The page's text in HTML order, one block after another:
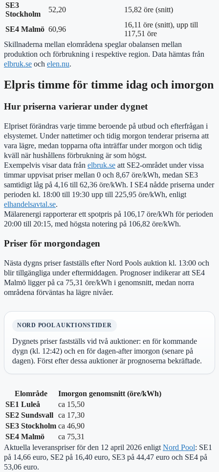
SE3
Stockholm
52,20 15,82 öre (snitt)
SE4 Malmö 60,96
16,11 öre (snitt), upp till
117,51 öre
Skillnaderna mellan elområdena speglar obalansen mellan
produktion och förbrukning i respektive region. Data hämtas från
elbruk.se och elen.nu.
Elpris timme för timme idag och imorgon
Hur priserna varierar under dygnet
Elpriset förändras varje timme beroende på utbud och efterfrågan i
elsystemet. Under nattetimer och tidig morgon tenderar priserna att
vara lägre, medan topparna ofta inträffar under morgon och tidig
kväll när hushållens förbrukning är som högst.
Exempelvis visar data från elbruk.se att SE2-området under vissa
timmar uppvisat priser mellan 0 och 8,67 öre/kWh, medan SE3
samtidigt låg på 4,16 till 62,36 öre/kWh. I SE4 nådde priserna under
perioden kl. 18:00 till 19:30 upp till 225,95 öre/kWh, enligt
elhandelsavtal.se.
Mälarenergi rapporterar ett spotpris på 106,17 öre/kWh för perioden
20:00 till 20:15, med högsta notering på 106,82 öre/kWh.
Priser för morgondagen
Nästa dygns priser fastställs efter Nord Pools auktion kl. 13:00 och
blir tillgängliga under eftermiddagen. Prognoser indikerar att SE4
Malmö ligger på ca 75,31 öre/kWh i genomsnitt, medan norra
områdena förväntas ha lägre nivåer.
NORD POOL AUKTIONSTIDER
Dygnets priser fastställs vid två auktioner: en för kommande
dygn (kl. 12:42) och en för dagen-after imorgon (senare på
dagen). Först efter dessa auktioner är prognoserna bekräftade.
Elområde
Imorgon genomsnitt (öre/kWh)
SE1 Luleå
ca 15,50
SE2 Sundsvall ca 17,30
SE3 Stockholm ca 46,90
SE4 Malmö
ca 75,31
Aktuella leveranspriser för den 12 april 2026 enligt Nord Pool: SE1
på 14,66 euro, SE2 på 16,40 euro, SE3 på 44,47 euro och SE4 på
53,06 euro.